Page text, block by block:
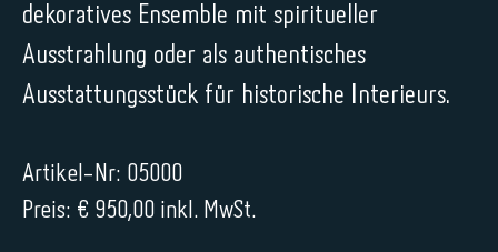
dekoratives Ensemble mit spiritueller
Ausstrahlung oder als authentisches
Ausstattungsstück für historische Interieurs.
Artikel-Nr: 05000
Preis: € 950,00 inkl. MwSt.